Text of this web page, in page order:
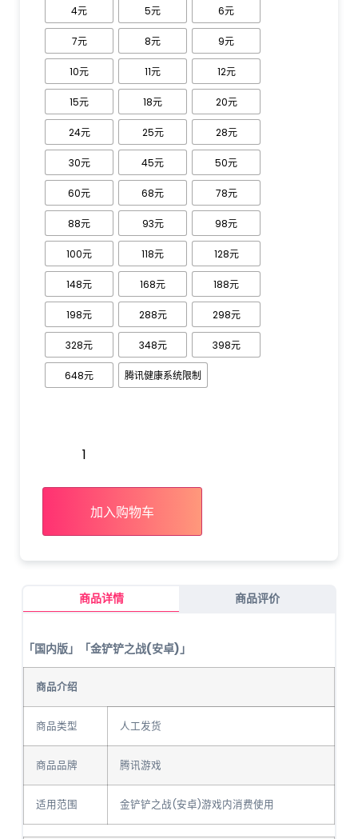
4元 5元 6元
7元 8元 9元
10元 11元 12元
15元 18元 20元
24元 25元 28元
30元 45元 50元
60元 68元 78元
88元 93元 98元
100元 118元 128元
148元 168元 188元
198元 288元 298元
328元 348元 398元
648元 腾讯健康系统限制
加入购物车
商品详情 商品评价
「国内版」「金铲铲之战(安卓)」
商品介绍
商品类型 人工发货
商品品牌 腾讯游戏
适用范围 金铲铲之战(安卓)游戏内消费使用